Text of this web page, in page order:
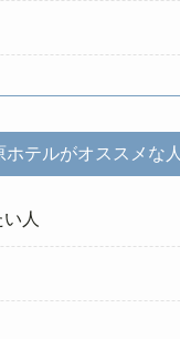
ホテルがオススメな人
人